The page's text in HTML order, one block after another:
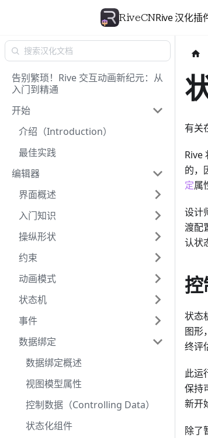
RiveCNRive 汉化插
告别繁琐！Rive 交互动画新纪元：从
入门到精通
开始
介绍（Introduction）
最佳实践
编辑器
界面概述
入门知识
操纵形状
约束
动画模式
状态机
事件
数据绑定
数据绑定概述
视图模型属性
控制数据（Controlling Data）
状态化组件
有关
Rive
的，
定属
设计
渡配
认状
状态
图形
终评
此运
保持
新开
除了